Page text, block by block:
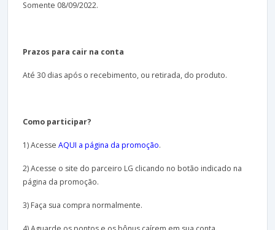
Somente 08/09/2022.
Prazos para cair na conta
Até 30 dias após o recebimento, ou retirada, do produto.
Como participar?
1) Acesse AQUI a página da promoção.
2) Acesse o site do parceiro LG clicando no botão indicado na
página da promoção.
3) Faça sua compra normalmente.